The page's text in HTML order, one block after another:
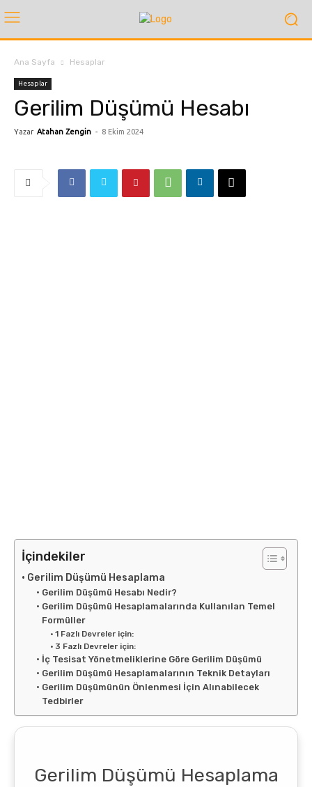
Ana Sayfa Hesaplar
Hesaplar
Gerilim Düşümü Hesabı
Yazar Atahan Zengin - 8 Ekim 2024
İçindekiler
Gerilim Düşümü Hesaplama
Gerilim Düşümü Hesabı Nedir?
Gerilim Düşümü Hesaplamalarında Kullanılan Temel
Formüller
1 Fazlı Devreler için:
3 Fazlı Devreler için:
İç Tesisat Yönetmeliklerine Göre Gerilim Düşümü
Gerilim Düşümü Hesaplamalarının Teknik Detayları
Gerilim Düşümünün Önlenmesi İçin Alınabilecek
Tedbirler
Gerilim Düşümü Hesaplama